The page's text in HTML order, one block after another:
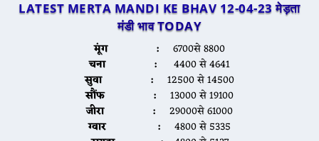
LATEST MERTA MANDI KE BHAV 12-04-23 मेड़ता
मंडी भाव TODAY
मूंग :
6700से 8800
चना :
4400 से 4641
सुवा :
12500 से 14500
सौंफ :
13000 से 19100
जीरा :
29000से 61000
ग्वार :
4800 से 5335